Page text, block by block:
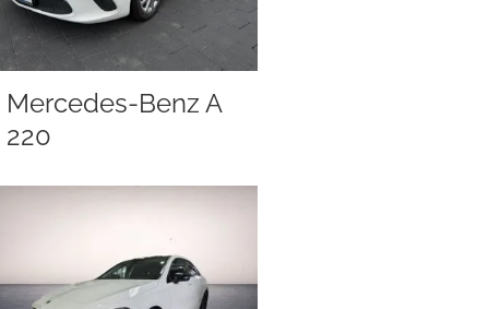
Mercedes-Benz A
220